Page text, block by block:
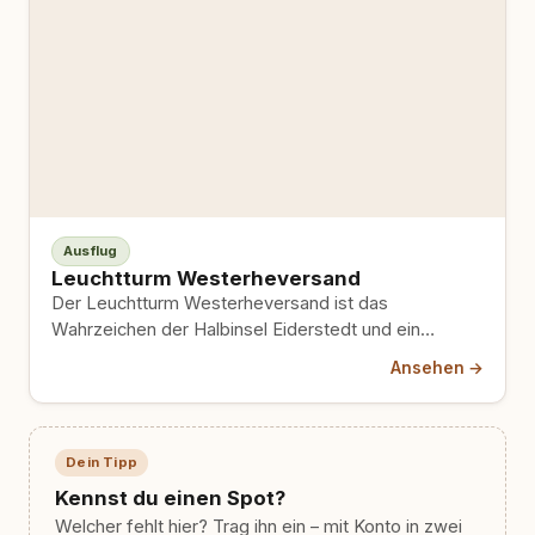
Ausflug
Leuchtturm Westerheversand
Der Leuchtturm Westerheversand ist das
Wahrzeichen der Halbinsel Eiderstedt und ein
beliebtes Wanderziel, das über einen Deichweg
Ansehen →
Dein Tipp
Kennst du einen Spot?
Welcher fehlt hier? Trag ihn ein – mit Konto in zwei